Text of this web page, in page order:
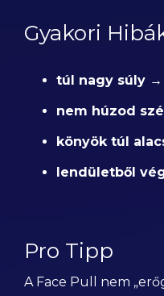
Gyakori
túl nagy súly
nem húzod
könyök túl
lendületből
Pro Tipp
A Face Pull nem